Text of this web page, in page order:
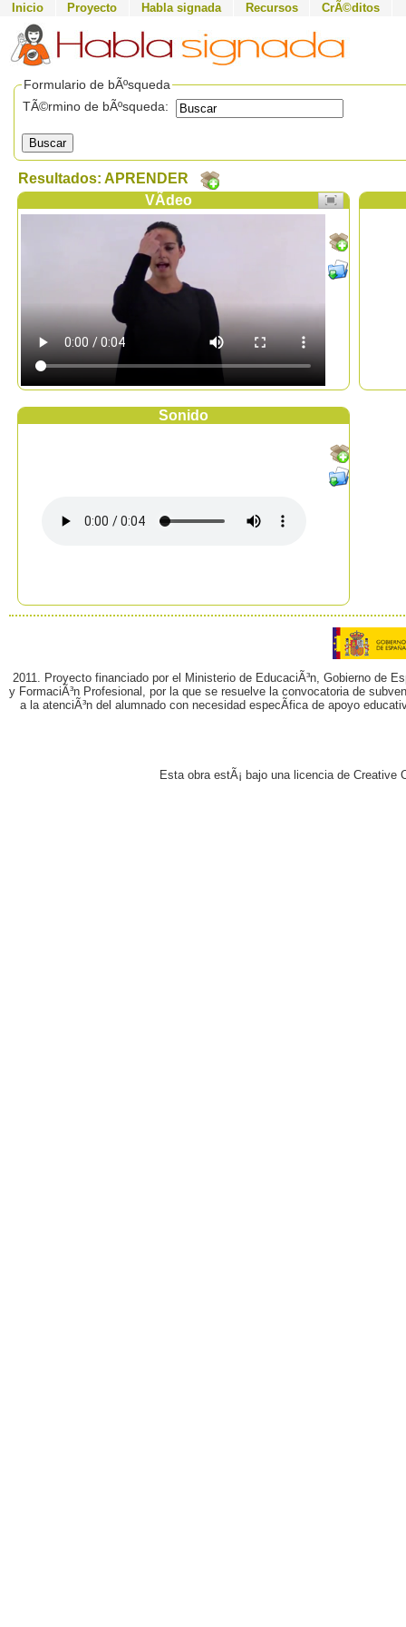
Inicio Proyecto Habla signada Recursos CrÃ©ditos
Formulario de bÃºsqueda
TÃ©rmino de bÃºsqueda:
Buscar
Resultados: APRENDER
VÃ­deo
Sonido
2011. Proyecto financiado por el Ministerio de EducaciÃ³n, Gobierno de
y FormaciÃ³n Profesional, por la que se resuelve la convocatoria de
a la atenciÃ³n del alumnado con necesidad especÃ­fica de apoyo
Esta obra estÃ¡ bajo una licencia de Creative